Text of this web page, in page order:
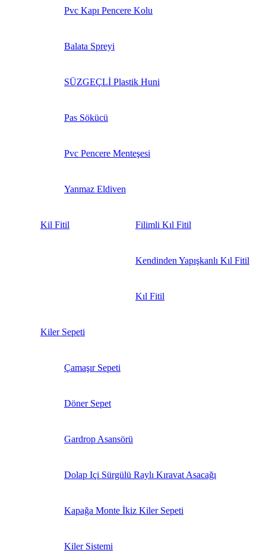
Pvc Kapı Pencere Kolu
Balata Spreyi
SÜZGEÇLİ Plastik Huni
Pas Sökücü
Pvc Pencere Menteşesi
Yanmaz Eldiven
Kil Fitil Filimli Kıl Fitil
Kendinden Yapışkanlı Kıl Fitil
Kıl Fitil
Kiler Sepeti
Çamaşır Sepeti
Döner Sepet
Gardrop Asansörü
Dolap Içi Sürgülü Raylı Kıravat Asacağı
Kapağa Monte İkiz Kiler Sepeti
Kiler Sistemi